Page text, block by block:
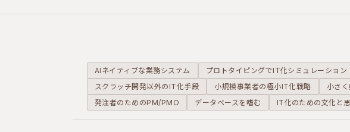
AIネイティブな業務システム プロトタイピングでIT化シミュレーション
スクラッチ開発以外のIT化手段
小規模事業者の極小IT化戦略 小さ
発注者のためのPM/PMO
データベースを嗜む IT化のための文化と